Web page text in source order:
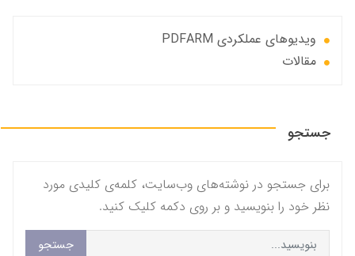
ویدیوهای عملکردی PDFARM
مقالات
جستجو
برای جستجو در نوشته‌های وب‌سایت، کلمه‌ی کلیدی مورد
نظر خود را بنویسید و بر روی دکمه کلیک کنید.
جستجو